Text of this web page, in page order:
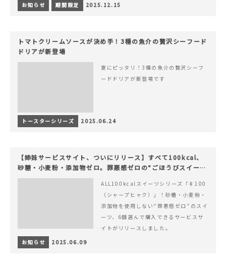
お知らせ 期間限定 2025.12.15
トマトクリームソースが決め手！3種の魚介の贅沢シーフード
ドリアが新登場
夏にピッタリ！3種の魚介の贅沢シーフ
ードドリアが新登場です
トースターシリーズ 2025.06.24
【姉妹サービスサイト、ついにリリース】すべて100kcal、
砂糖・小麦粉・添加物ゼロ。罪悪感ゼロの“ごほうびスイー
ツ”『#100（シャープ100）』
ALL100kcalスイーツシリーズ「♯100
（シャープヒャク）」！砂糖・小麦粉・
添加物を使用しない“罪悪感ゼロ”のスイ
ーツ、6個選んで購入できるサービスサ
イトがリリースしました。
お知らせ
2025.06.09